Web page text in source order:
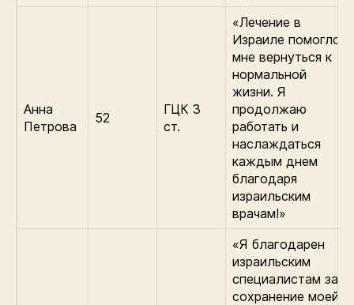
Анна
Петрова
52
ГЦК 3
ст.
«Лечение в
Израиле помогло
мне вернуться к
нормальной
жизни. Я
продолжаю
работать и
наслаждаться
каждым днем
благодаря
израильским
врачам!»
«Я благодарен
израильским
специалистам за
сохранение моей